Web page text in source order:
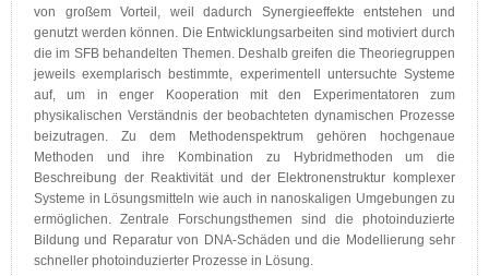
von großem Vorteil, weil dadurch Synergieeffekte entstehen und
genutzt werden können. Die Entwicklungsarbeiten sind motiviert durch
die im SFB behandelten Themen. Deshalb greifen die Theoriegruppen
jeweils exemplarisch bestimmte, experimentell untersuchte Systeme
auf, um in enger Kooperation mit den Experimentatoren zum
physikalischen Verständnis der beobachteten dynamischen Prozesse
beizutragen. Zu dem Methodenspektrum gehören hochgenaue
Methoden und ihre Kombination zu Hybridmethoden um die
Beschreibung der Reaktivität und der Elektronenstruktur komplexer
Systeme in Lösungsmitteln wie auch in nanoskaligen Umgebungen zu
ermöglichen. Zentrale Forschungsthemen sind die photoinduzierte
Bildung und Reparatur von DNA-Schäden und die Modellierung sehr
schneller photoinduzierter Prozesse in Lösung.